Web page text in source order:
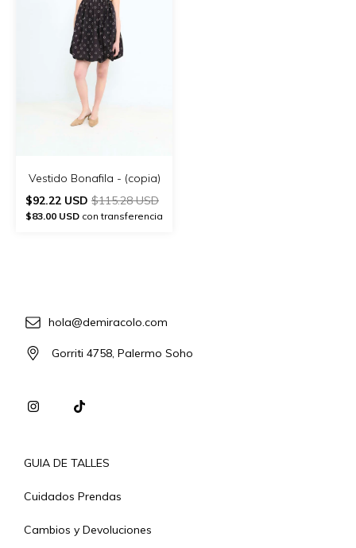
Vestido Bonafila - (copia)
$92.22 USD $115.28 USD
$83.00 USD con transferencia
hola@demiracolo.com
Gorriti 4758, Palermo Soho
GUIA DE TALLES
Cuidados Prendas
Cambios y Devoluciones